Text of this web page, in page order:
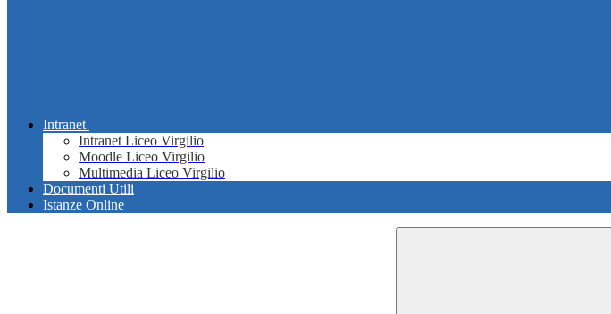
Intranet
Intranet Liceo Virgilio
Moodle Liceo Virgilio
Multimedia Liceo Virgilio
Documenti Utili
Istanze Online